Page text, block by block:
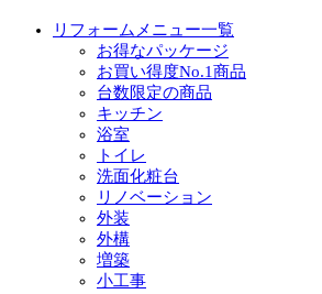
リフォームメニュー一覧
お得なパッケージ
お買い得度No.1商品
台数限定の商品
キッチン
浴室
トイレ
洗面化粧台
リノベーション
外装
外構
増築
小工事